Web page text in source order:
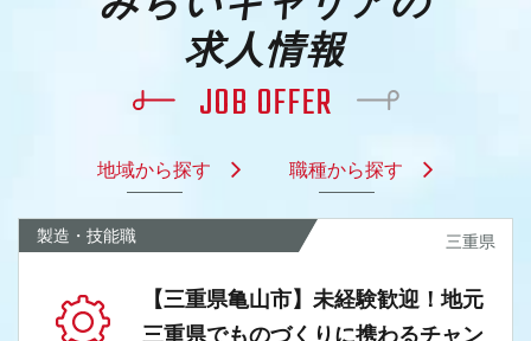
求人情報
JOB OFFER
地域から探す 職種から探す
製造・技能職 三重県
【三重県亀山市】未経験歓迎！地元
三重県でものづくりに携わるチャン